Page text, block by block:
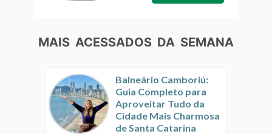
MAIS ACESSADOS DA SEMANA
Balneário Camboriú:
Guia Completo para
Aproveitar Tudo da
Cidade Mais Charmosa
de Santa Catarina